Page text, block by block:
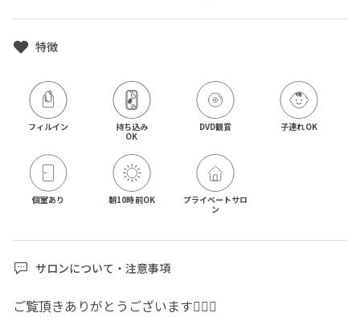
特徴
フィルイン
持ち込み
OK
DVD観賞 子連れOK
個室あり 朝10時前OK
プライベートサロ
ン
サロンについて・注意事項
ご覧頂きありがとうございます🙇🏻‍♀️